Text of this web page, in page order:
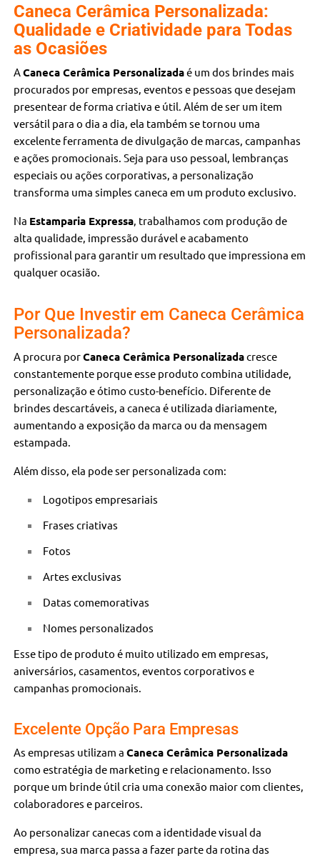
Caneca Cerâmica Personalizada:
Qualidade e Criatividade para Todas
as Ocasiões
ACaneca Cerâmica Personalizadaé um dos brindes mais
procurados por empresas, eventos e pessoas que desejam
presentear de forma criativa e útil. Além de ser um item
versátil para o dia a dia, ela também se tornou uma
excelente ferramenta de divulgação de marcas, campanhas
e ações promocionais. Seja para uso pessoal, lembranças
especiais ou ações corporativas, a personalização
transforma uma simples caneca em um produto exclusivo.
Na Estamparia Expressa , trabalhamos com produção de
alta qualidade, impressão durável e acabamento
profissional para garantir um resultado que impressiona em
qualquer ocasião.
Por Que Investir em Caneca Cerâmica
Personalizada?
A procura porCaneca Cerâmica Personalizadacresce
constantemente porque esse produto combina utilidade,
personalização e ótimo custo-benefício. Diferente de
brindes descartáveis, a caneca é utilizada diariamente,
aumentando a exposição da marca ou da mensagem
estampada.
Além disso, ela pode ser personalizada com:
Logotipos empresariais
Frases criativas
Fotos
Artes exclusivas
Datas comemorativas
Nomes personalizados
Esse tipo de produto é muito utilizado em empresas,
aniversários, casamentos, eventos corporativos e
campanhas promocionais.
Excelente Opção Para Empresas
As empresas utilizam aCaneca Cerâmica Personalizada
como estratégia de marketing e relacionamento. Isso
porque um brinde útil cria uma conexão maior com clientes,
colaboradores e parceiros.
Ao personalizar canecas com a identidade visual da
empresa, sua marca passa a fazer parte da rotina das